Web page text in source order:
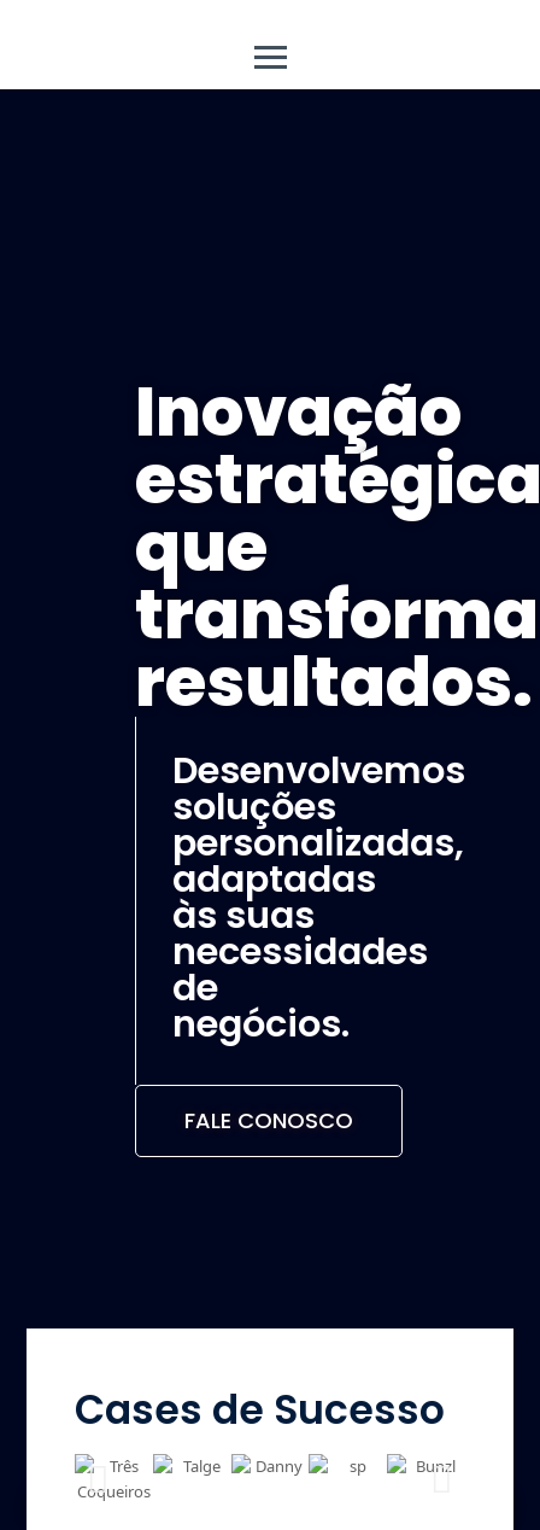
Inovação
que
transforma
resultados.
Desenvolvemos
soluções
personalizadas,
adaptadas
às suas
necessidades
de
negócios.
FALE CONOSCO
Cases de Sucesso